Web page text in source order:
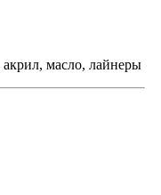
масло, лайнеры